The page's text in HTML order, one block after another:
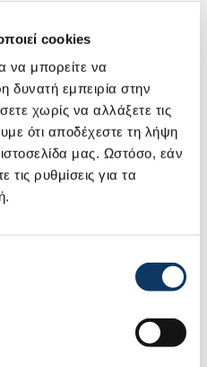
cookies
να μπορείτε να
δυνατή εμπειρία στην
χωρίς να αλλάξετε τις
ότι αποδέχεστε τη λήψη
μας. Ωστόσο, εάν
τις ρυθμίσεις για τα